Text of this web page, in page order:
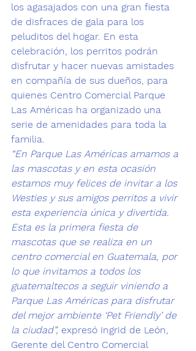
los agasajados con una gran fiesta
de disfraces de gala para los
peluditos del hogar. En esta
celebración, los perritos podrán
disfrutar y hacer nuevas amistades
en compañía de sus dueños, para
quienes Centro Comercial Parque
Las Américas ha organizado una
serie de amenidades para toda la
familia.
“En Parque Las Américas amamos a
las mascotas y en esta ocasión
estamos muy felices de invitar a los
Westies y sus amigos perritos a vivir
esta experiencia única y divertida.
Esta es la primera fiesta de
mascotas que se realiza en un
centro comercial en Guatemala, por
lo que invitamos a todos los
guatemaltecos a seguir viniendo a
Parque Las Américas para disfrutar
del mejor ambiente ‘Pet Friendly’ de
la ciudad”, expresó Ingrid de León,
Gerente del Centro Comercial